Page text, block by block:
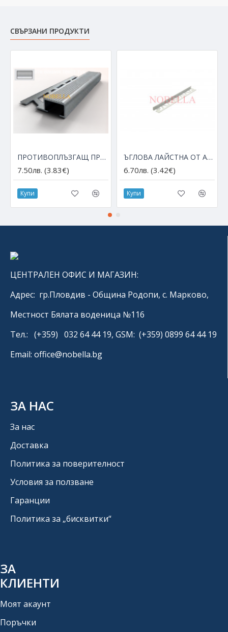
СВЪРЗАНИ ПРОДУКТИ
ПРОТИВОПЛЪЗГАЩ ПРОФИЛ ЗА СТЪПАЛА ОТ АЛУМИНИЙ H10x20 mm, Сребро мат 2.7m
7.50лв. (3.83€)
Купи
ЪГЛОВА ЛАЙСТНА ОТ АЛУМИНИЙ H8.5 мм Г-образна 2.7м
6.70лв. (3.42€)
Купи
ЦЕНТРАЛЕН ОФИС И МАГАЗИН:
Адрес: гр.Пловдив - Община Родопи, с. Марково,
Местност Бялата воденица №116
Тел.: (+359) 032 64 44 19, GSM: (+359) 0899 64 44 19
Email: office@nobella.bg
ЗА НАС
За нас
Доставка
Политика за поверителност
Условия за ползване
Гаранции
Политика за „бисквитки“
ЗА
КЛИЕНТИ
Моят акаунт
Поръчки